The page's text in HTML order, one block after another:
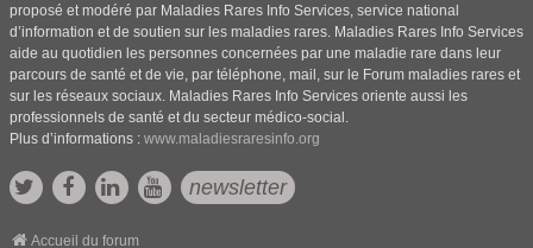
proposé et modéré par Maladies Rares Info Services, service national
d’information et de soutien sur les maladies rares. Maladies Rares Info Services
aide au quotidien les personnes concernées par une maladie rare dans leur
parcours de santé et de vie, par téléphone, mail, sur le Forum maladies rares et
sur les réseaux sociaux. Maladies Rares Info Services oriente aussi les
professionnels de santé et du secteur médico-social.
Plus d’informations : www.maladiesraresinfo.org
newsletter
Accueil du forum